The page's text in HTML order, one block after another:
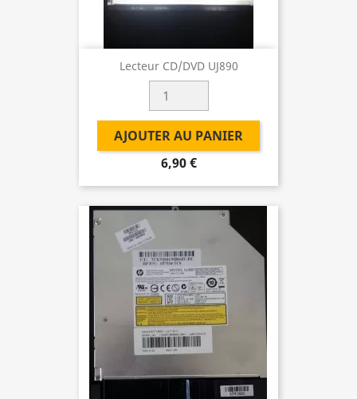
Lecteur CD/DVD UJ890
AJOUTER AU PANIER
6,90 €